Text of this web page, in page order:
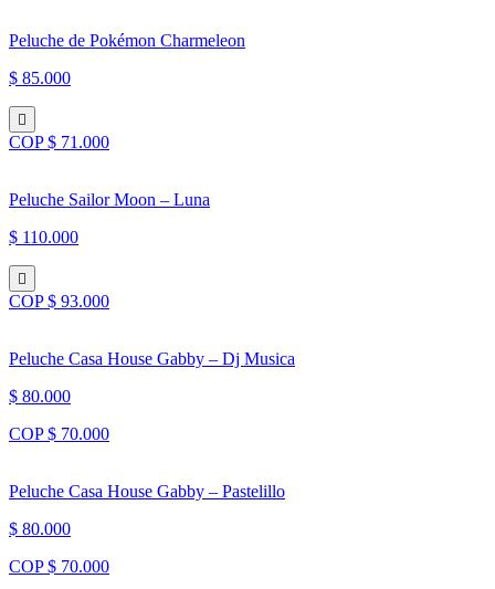
Peluche de Pokémon Charmeleon
$ 85.000
COP $ 71.000
Peluche Sailor Moon – Luna
$ 110.000
COP $ 93.000
Peluche Casa House Gabby – Dj Musica
$ 80.000
COP $ 70.000
Peluche Casa House Gabby – Pastelillo
$ 80.000
COP $ 70.000